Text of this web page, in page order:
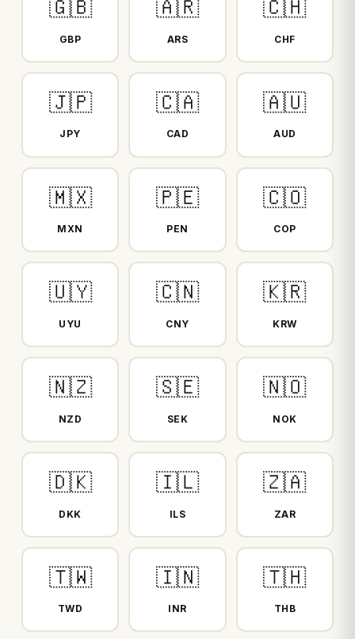
🇬🇧
GBP
🇦🇷
ARS
🇨🇭
CHF
🇯🇵
JPY
🇨🇦
CAD
🇦🇺
AUD
🇲🇽
MXN
🇵🇪
PEN
🇨🇴
COP
🇺🇾
UYU
🇨🇳
CNY
🇰🇷
KRW
🇳🇿
NZD
🇸🇪
SEK
🇳🇴
NOK
🇩🇰
DKK
🇮🇱
ILS
🇿🇦
ZAR
🇹🇼
TWD
🇮🇳
INR
🇹🇭
THB